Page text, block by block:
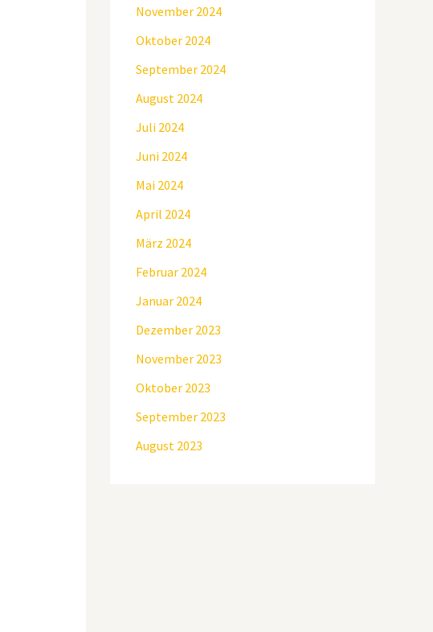
November 2024
Oktober 2024
September 2024
August 2024
Juli 2024
Juni 2024
Mai 2024
April 2024
März 2024
Februar 2024
Januar 2024
Dezember 2023
November 2023
Oktober 2023
September 2023
August 2023